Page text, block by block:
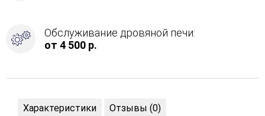
Обслуживание дровяной печи:
от 4 500 р.
Характеристики Отзывы (0)